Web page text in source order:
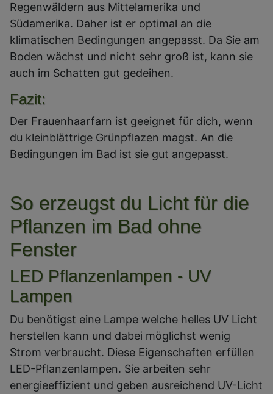
Regenwäldern aus Mittelamerika und
Südamerika. Daher ist er optimal an die
klimatischen Bedingungen angepasst. Da Sie am
Boden wächst und nicht sehr groß ist, kann sie
auch im Schatten gut gedeihen.
Fazit:
Der Frauenhaarfarn ist geeignet für dich, wenn
du kleinblättrige Grünpflazen magst. An die
Bedingungen im Bad ist sie gut angepasst.
So erzeugst du Licht für die
Pflanzen im Bad ohne
Fenster
LED Pflanzenlampen - UV
Lampen
Du benötigst eine Lampe welche helles UV Licht
herstellen kann und dabei möglichst wenig
Strom verbraucht. Diese Eigenschaften erfüllen
LED-Pflanzenlampen. Sie arbeiten sehr
energieeffizient und geben ausreichend UV-Licht